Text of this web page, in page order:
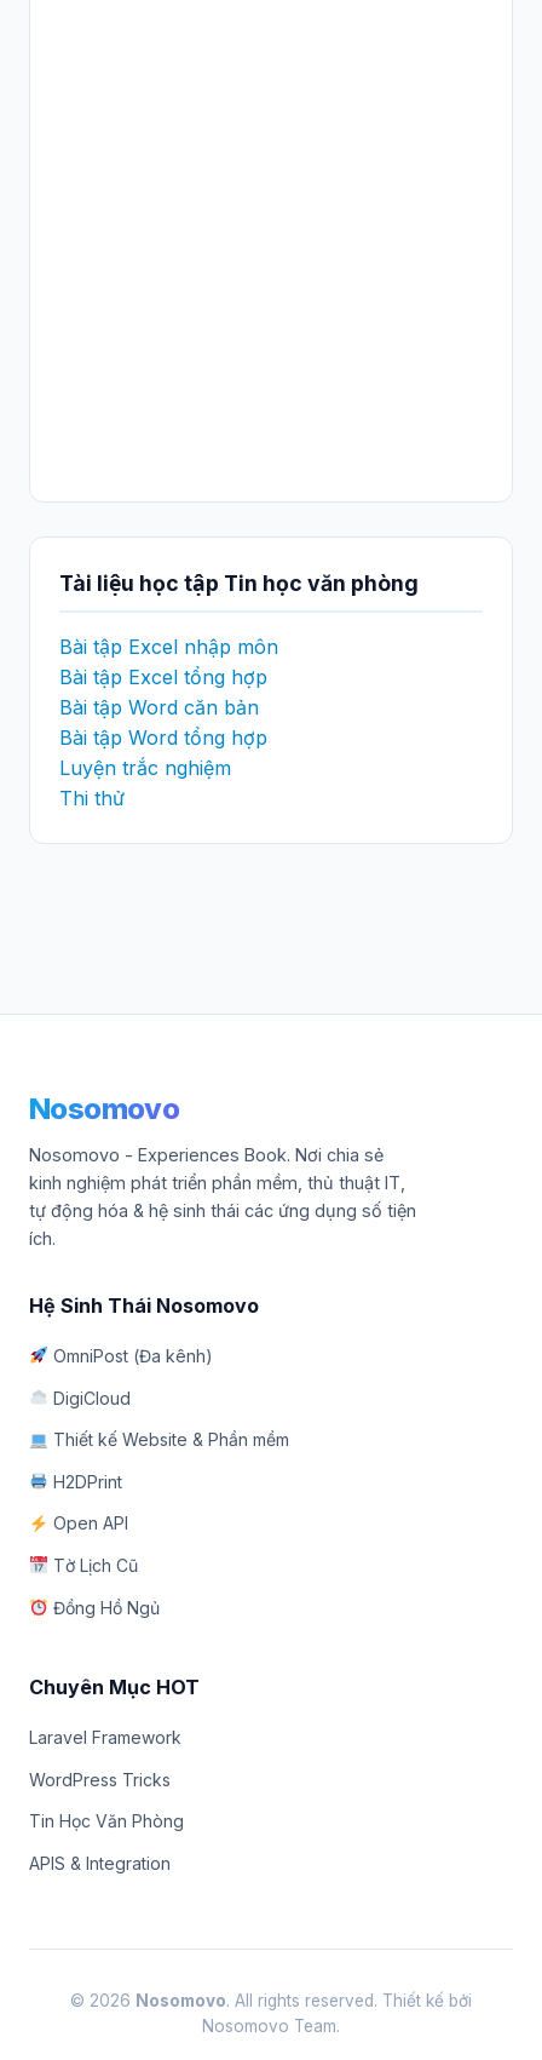
Tài liệu học tập Tin học văn phòng
Bài tập Excel nhập môn
Bài tập Excel tổng hợp
Bài tập Word căn bản
Bài tập Word tổng hợp
Luyện trắc nghiệm
Thi thử
Nosomovo
Nosomovo - Experiences Book. Nơi chia sẻ
kinh nghiệm phát triển phần mềm, thủ thuật IT,
tự động hóa & hệ sinh thái các ứng dụng số tiện
ích.
Hệ Sinh Thái Nosomovo
OmniPost (Đa kênh)
DigiCloud
Thiết kế Website & Phần mềm
H2DPrint
Open API
Tờ Lịch Cũ
Đồng Hồ Ngủ
Chuyên Mục HOT
Laravel Framework
WordPress Tricks
Tin Học Văn Phòng
APIS & Integration
© 2026 Nosomovo. All rights reserved. Thiết kế bởi
Nosomovo Team.